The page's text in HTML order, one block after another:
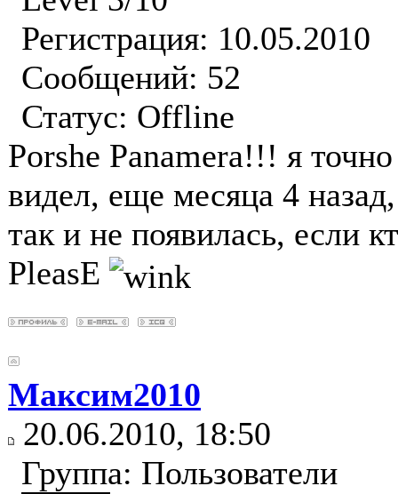
Регистрация: 10.05.2010
Сообщений: 52
Статус: Offline
Porshe Panamera!!! я
видел, еще месяца 4
так и не появилась, если
PleasE
Максим2010
20.06.2010, 18:50
Группа: Пользователи